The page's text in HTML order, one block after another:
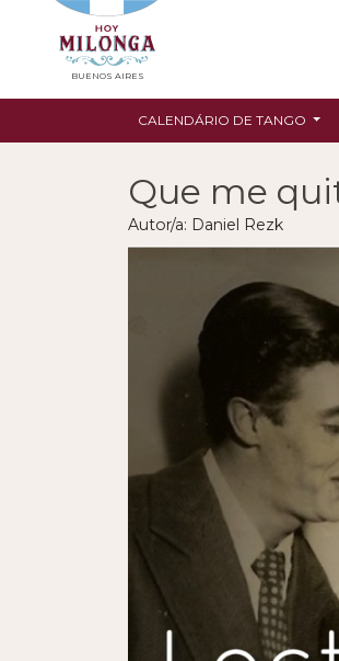
BUENOS AIRES
CALENDÁRIO DE TANGO
Que me
Autor/a: Daniel Rezk